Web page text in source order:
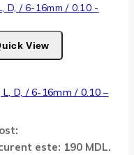
View
L, D, / 6-16mm / 0.10 –
este: 190 MDL.